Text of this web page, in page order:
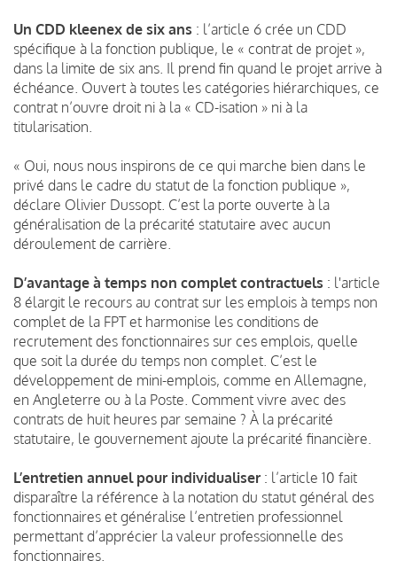
Un CDD kleenex de six ans : l’article 6 crée un CDD
spécifique à la fonction publique, le « contrat de projet »,
dans la limite de six ans. Il prend fin quand le projet arrive à
échéance. Ouvert à toutes les catégories hiérarchiques, ce
contrat n’ouvre droit ni à la « CD-isation » ni à la
titularisation.
« Oui, nous nous inspirons de ce qui marche bien dans le
privé dans le cadre du statut de la fonction publique »,
déclare Olivier Dussopt. C’est la porte ouverte à la
généralisation de la précarité statutaire avec aucun
déroulement de carrière.
D’avantage à temps non complet contractuels : l'article
8 élargit le recours au contrat sur les emplois à temps non
complet de la FPT et harmonise les conditions de
recrutement des fonctionnaires sur ces emplois, quelle
que soit la durée du temps non complet. C’est le
développement de mini-emplois, comme en Allemagne,
en Angleterre ou à la Poste. Comment vivre avec des
contrats de huit heures par semaine ? À la précarité
statutaire, le gouvernement ajoute la précarité financière.
L’entretien annuel pour individualiser : l’article 10 fait
disparaître la référence à la notation du statut général des
fonctionnaires et généralise l’entretien professionnel
permettant d’apprécier la valeur professionnelle des
fonctionnaires.